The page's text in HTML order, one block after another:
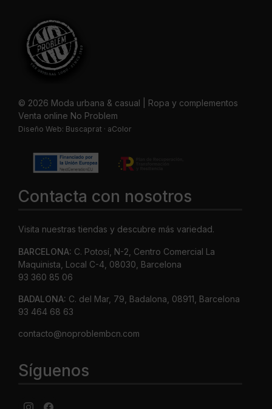
© 2026 Moda urbana & casual | Ropa y complementos
Venta online No Problem
Diseño Web: Buscaprat · aColor
Contacta con nosotros
Visita nuestras tiendas y descubre más variedad.
BARCELONA: C. Potosí, N-2, Centro Comercial La
Maquinista, Local C-4, 08030, Barcelona
93 360 85 06
BADALONA: C. del Mar, 79, Badalona, 08911, Barcelona
93 464 68 63
contacto@noproblembcn.com
Síguenos